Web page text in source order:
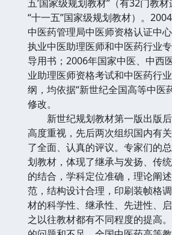
五’国家级规划教材”（有32门教材
“十一五”国家级规划教材）。
中医药管理局中医师资格认证中
执业中医助理医师和中医药行业
导用书；2006年国家中医、中西
业助理医师资格考试和中医药行
纲，均依据“新世纪全国高等中医
修改。
新世纪规划教材第一版出版后
高度重视，先后两次组织国内有
了全面、认真的评议。专家们的
划教材，体现了继承与发扬、传
的结合，学科定位准确，理论阐
范，结构设计合理，印刷装帧格
材的科学性、继承性、先进性、
之以往教材都有不同程度的提高